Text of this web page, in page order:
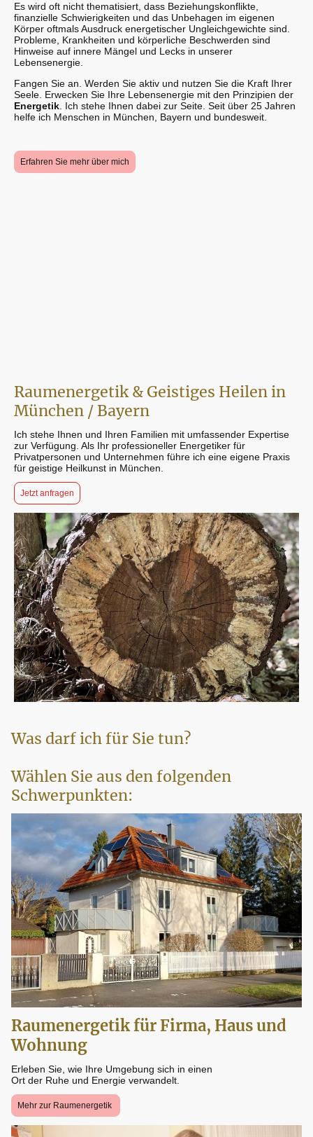
Es wird oft nicht thematisiert, dass Beziehungskonflikte,
finanzielle Schwierigkeiten und das Unbehagen im eigenen
Körper oftmals Ausdruck energetischer Ungleichgewichte sind.
Probleme, Krankheiten und körperliche Beschwerden sind
Hinweise auf innere Mängel und Lecks in unserer
Lebensenergie.
Fangen Sie an. Werden Sie aktiv und nutzen Sie die Kraft Ihrer
Seele. Erwecken Sie Ihre Lebensenergie mit den Prinzipien der
Energetik . Ich stehe Ihnen dabei zur Seite. Seit über 25 Jahren
helfe ich Menschen in München, Bayern und bundesweit.
Erfahren Sie mehr über mich
Raumenergetik & Geistiges Heilen in
München / Bayern
Ich stehe Ihnen und Ihren Familien mit umfassender Expertise
zur Verfügung. Als Ihr professioneller Energetiker für
Privatpersonen und Unternehmen führe ich eine eigene Praxis
für geistige Heilkunst in München.
Jetzt anfragen
Was darf ich für Sie tun?
Wählen Sie aus den folgenden
Schwerpunkten:
Raumenergetik für Firma, Haus und
Wohnung
Erleben Sie, wie Ihre Umgebung sich in einen
Ort der Ruhe und Energie verwandelt.
Mehr zur Raumenergetik